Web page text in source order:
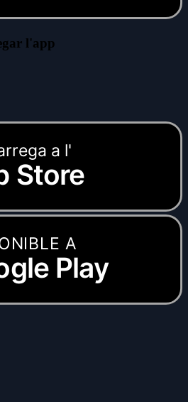
l'app
a l'
Store
A
Play